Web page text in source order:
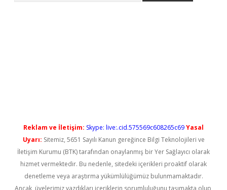
Reklam ve İletişim: Skype: live:.cid.575569c608265c69Yasal
Uyarı: Sitemiz, 5651 Sayılı Kanun gereğince Bilgi Teknolojileri ve
İletişim Kurumu (BTK) tarafından onaylanmış bir Yer Sağlayıcı olarak
hizmet vermektedir. Bu nedenle, sitedeki içerikleri proaktif olarak
denetleme veya araştırma yükümlülüğümüz bulunmamaktadır.
Ancak, üyelerimiz yazdıkları içeriklerin sorumluluğunu taşımakta olup,